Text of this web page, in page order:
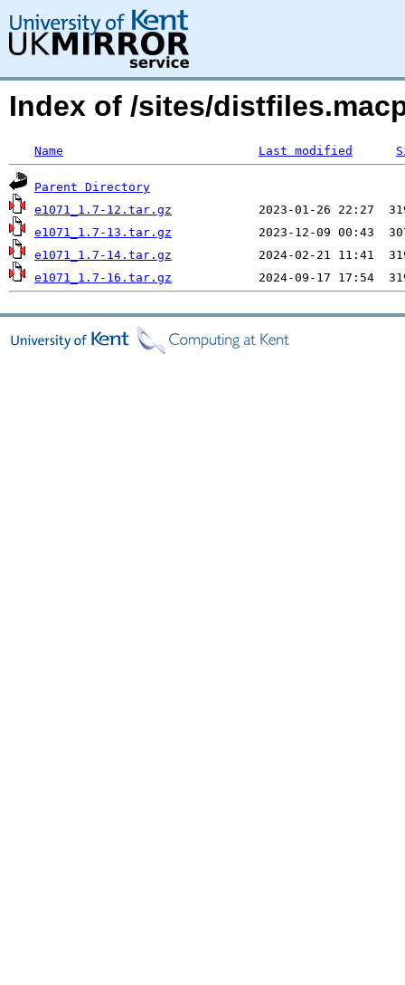
Index of /sites/
Name Last modified
Parent Directory
e1071_1.7-12.tar.gz
e1071_1.7-13.tar.gz
e1071_1.7-14.tar.gz
e1071_1.7-16.tar.gz